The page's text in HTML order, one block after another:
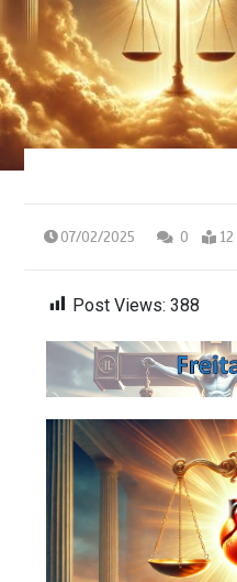
07/02/2025 0
Post Views: 388